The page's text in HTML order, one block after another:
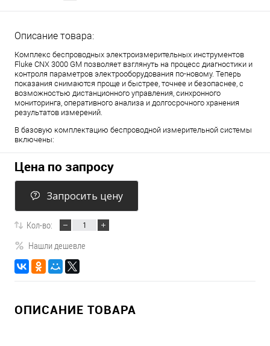
Описание товара:
Комплекс беспроводных электроизмерительных инструментов
Fluke CNX 3000 GM позволяет взглянуть на процесс диагностики и
контроля параметров электрооборудования по-новому. Теперь
показания снимаются проще и быстрее, точнее и безопаснее, с
возможностью дистанционного управления, синхронного
мониторинга, оперативного анализа и долгосрочного хранения
результатов измерений.
В базовую комплектацию беспроводной измерительной системы
включены:
Цена по запросу
Запросить цену
Кол-во:
Нашли дешевле
ОПИСАНИЕ ТОВАРА